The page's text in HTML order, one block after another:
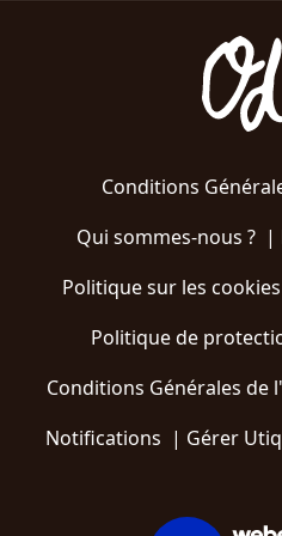
Conditions
Qui sommes-nous ?|
Politique sur les
Politique de
Conditions Générales de
Notifications | Gérer Utiq